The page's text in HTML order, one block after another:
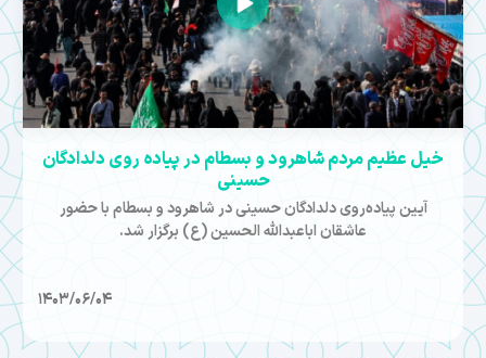
خیل عظیم مردم شاهرود و بسطام در پیاده روی دلدادگان
حسینی
آیین پیاده‌روی دلدادگان حسینی در شاهرود و بسطام با حضور
عاشقان اباعبدالله الحسین (ع) برگزار شد.
1403/06/04